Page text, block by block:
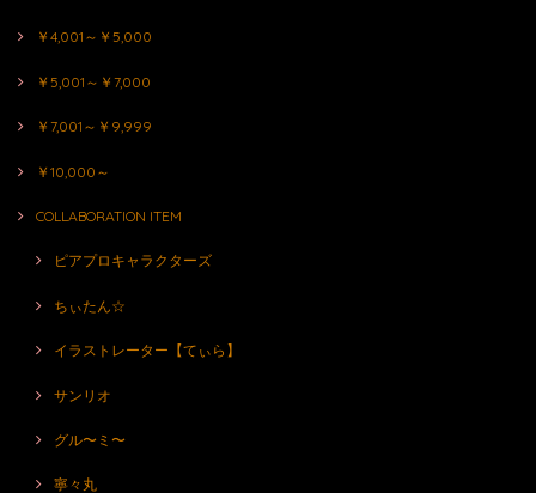
￥4,001～￥5,000
￥5,001～￥7,000
￥7,001～￥9,999
￥10,000～
COLLABORATION ITEM
ピアプロキャラクターズ
ちぃたん☆
イラストレーター【てぃら】
サンリオ
グル〜ミ〜
寧々丸